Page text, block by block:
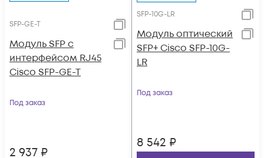
SFP-GE-T
Модуль SFP с
интерфейсом RJ45
Cisco SFP-GE-T
Под заказ
2 937 ₽
SFP-10G-LR
Модуль оптический
SFP+ Cisco SFP-10G-
LR
Под заказ
8 542 ₽